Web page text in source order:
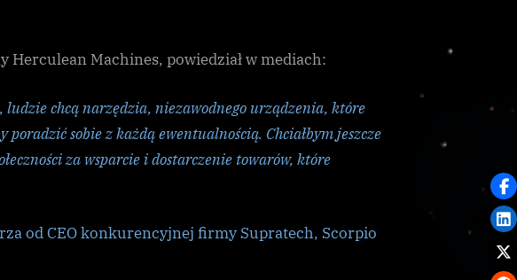
Machines, powiedział w mediach:
ludzie chcą narzędzia, niezawodnego urządzenia, które
poradzić sobie z każdą ewentualnością. Chciałbym jeszcze
za wsparcie i dostarczenie towarów, które
od CEO konkurencyjnej firmy Supratech, Scorpio